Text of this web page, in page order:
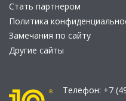
Стать партнером
Политика
Замечания по сайту
Другие сайты
Телефон: +7